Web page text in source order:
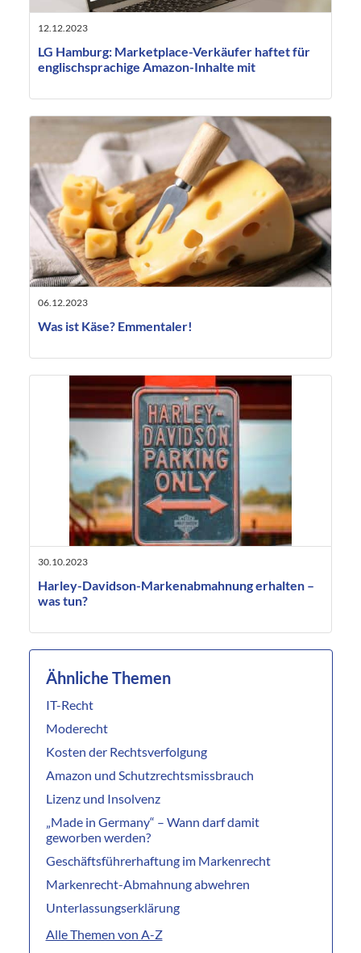
12.12.2023
LG Hamburg: Marketplace-Verkäufer haftet für
englischsprachige Amazon-Inhalte mit
06.12.2023
Was ist Käse? Emmentaler!
30.10.2023
Harley-Davidson-Markenabmahnung erhalten –
was tun?
Ähnliche Themen
IT-Recht
Moderecht
Kosten der Rechtsverfolgung
Amazon und Schutzrechtsmissbrauch
Lizenz und Insolvenz
„Made in Germany“ – Wann darf damit
geworben werden?
Geschäftsführerhaftung im Markenrecht
Markenrecht-Abmahnung abwehren
Unterlassungserklärung
Alle Themen von A-Z